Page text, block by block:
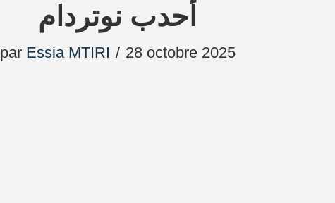
أحدب نوتردام
par Essia MTIRI 28 octobre 2025